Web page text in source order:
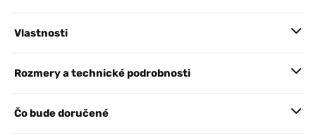
Vlastnosti
Rozmery a technické podrobnosti
Čo bude doručené